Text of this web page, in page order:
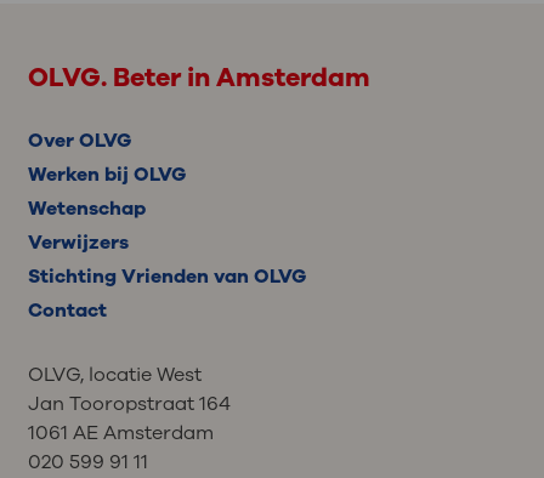
OLVG. Beter in Amsterdam
Over OLVG
Werken bij OLVG
Wetenschap
Verwijzers
Stichting Vrienden van OLVG
Contact
OLVG, locatie West
Jan Tooropstraat 164
1061 AE Amsterdam
020 599 91 11